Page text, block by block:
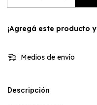
¡Agregá este producto y
Medios de envío
Descripción